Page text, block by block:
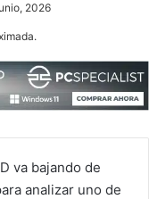
2026
va bajando de
analizar uno de